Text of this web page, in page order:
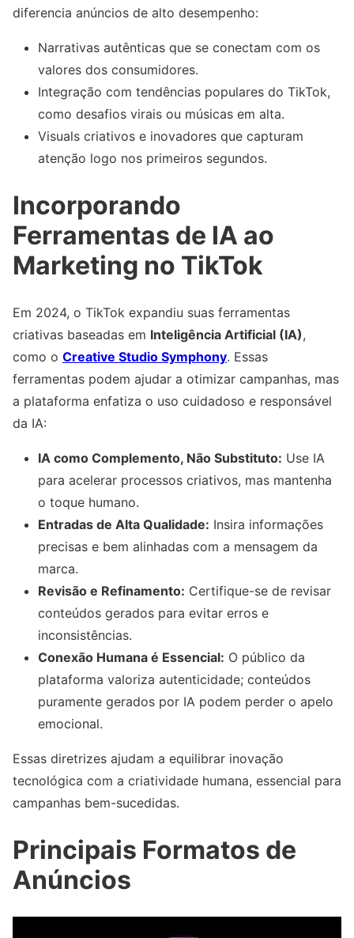
diferencia anúncios de alto desempenho:
Narrativas autênticas que se conectam com os
valores dos consumidores.
Integração com tendências populares do TikTok,
como desafios virais ou músicas em alta.
Visuals criativos e inovadores que capturam
atenção logo nos primeiros segundos.
Incorporando
Ferramentas de IA ao
Marketing no TikTok
Em 2024, o TikTok expandiu suas ferramentas
criativas baseadas em Inteligência Artificial (IA),
como o Creative Studio Symphony. Essas
ferramentas podem ajudar a otimizar campanhas, mas
a plataforma enfatiza o uso cuidadoso e responsável
da IA:
IA como Complemento, Não Substituto: Use IA
para acelerar processos criativos, mas mantenha
o toque humano.
Entradas de Alta Qualidade: Insira informações
precisas e bem alinhadas com a mensagem da
marca.
Revisão e Refinamento: Certifique-se de revisar
conteúdos gerados para evitar erros e
inconsistências.
Conexão Humana é Essencial: O público da
plataforma valoriza autenticidade; conteúdos
puramente gerados por IA podem perder o apelo
emocional.
Essas diretrizes ajudam a equilibrar inovação
tecnológica com a criatividade humana, essencial para
campanhas bem-sucedidas.
Principais Formatos de
Anúncios